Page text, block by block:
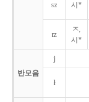
sz 시*
rz
ㅈ,
시*
반모음
j
ł